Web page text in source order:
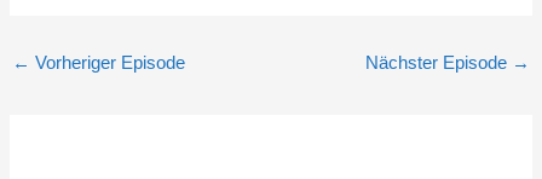
← Vorheriger Episode Nächster Episode →